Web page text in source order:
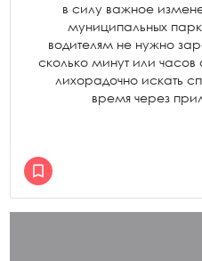
в силу важное
муниципальных
водителям не нужно
сколько минут или часов
лихорадочно искать
время через